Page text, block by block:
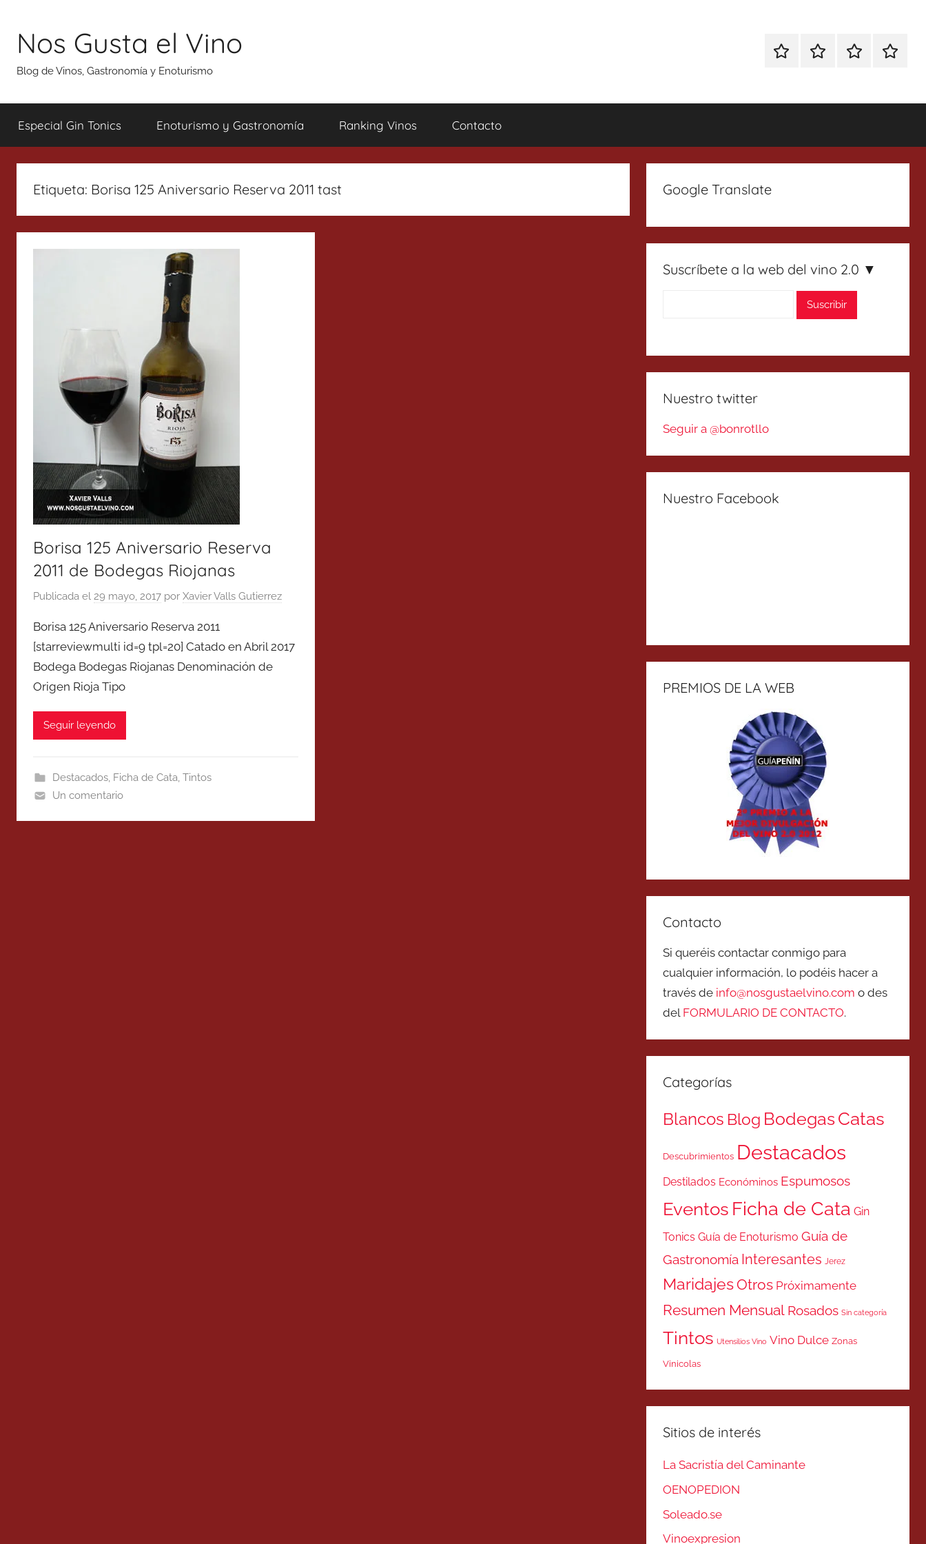
contenido
Nos Gusta el Vino
Blog de Vinos, Gastronomía y Enoturismo
EspecialEnoturismoRanking
Especial Gin Tonics Enoturismo y Gastronomía Ranking Vinos Contacto
Etiqueta: Borisa 125 Aniversario Reserva 2011 tast
Borisa 125 Aniversario Reserva
2011 de Bodegas Riojanas
Publicada el 29 mayo, 2017 por Xavier Valls Gutierrez
Borisa 125 Aniversario Reserva 2011
[starreviewmulti id=9 tpl=20] Catado en Abril 2017
Bodega Bodegas Riojanas Denominación de
Origen Rioja Tipo
Seguir leyendo
Destacados, Ficha de Cata, Tintos
Un comentario
Google Translate
Suscríbete a la web del vino 2.0 ▼
Nuestro twitter
Seguir a @bonrotllo
Nuestro Facebook
PREMIOS DE LA WEB
Contacto
Si queréis contactar conmigo para
cualquier información, lo podéis hacer a
través de info@nosgustaelvino.com o des
del FORMULARIO DE CONTACTO.
Categorías
Blancos Blog BodegasCatas
Descubrimientos Destacados
Destilados Económinos Espumosos
Eventos Ficha de Cata Gin
Tonics Guía de Enoturismo Guía de
Gastronomía Interesantes Jerez
MaridajesOtros Próximamente
Resumen Mensual Rosados Sin categoría
Tintos Utensilios Vino Vino Dulce Zonas
Vinicolas
Sitios de interés
La Sacristía del Caminante
OENOPEDION
Soleado.se
Vinoexpresion